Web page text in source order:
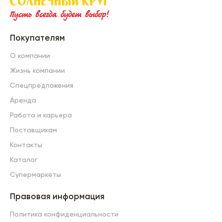
Покупателям
О компании
Жизнь компании
Спецпредложения
Аренда
Работа и карьера
Поставщикам
Контакты
Каталог
Супермаркеты
Правовая информация
Политика конфиденциальности